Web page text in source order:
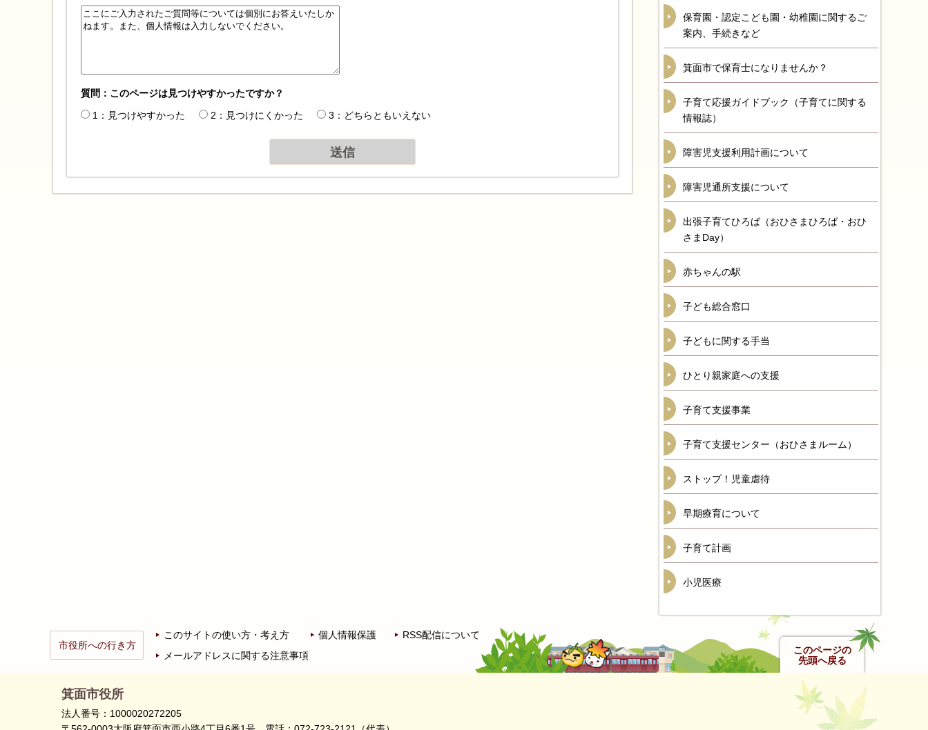
質問：このページは見つけやすかったですか？
1：見つけやすかった
2：見つけにくかった 3：どちらともいえない
保育園・認定こども園・幼稚園に関するご
案内、手続きなど
箕面市で保育士になりませんか？
子育て応援ガイドブック（子育てに関する
情報誌）
障害児支援利用計画について
障害児通所支援について
出張子育てひろば（おひさまひろば・おひ
さまDay）
赤ちゃんの駅
子ども総合窓口
子どもに関する手当
ひとり親家庭への支援
子育て支援事業
子育て支援センター（おひさまルーム）
ストップ！児童虐待
早期療育について
子育て計画
小児医療
このページの
先頭へ戻る
市役所への行き方
このサイトの使い方・考え方 個人情報保護
RSS配信について
メールアドレスに関する注意事項
箕面市役所
法人番号：1000020272205